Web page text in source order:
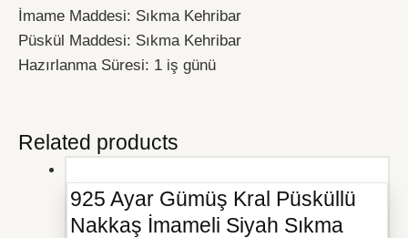
İmame Maddesi: Sıkma Kehribar
Püskül Maddesi: Sıkma Kehribar
Hazırlanma Süresi: 1 iş günü
Related products
925 Ayar Gümüş Kral Püsküllü
Nakkaş İmameli Siyah Sıkma